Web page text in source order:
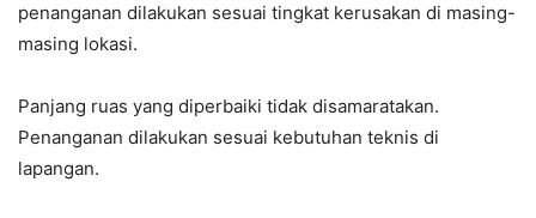
penanganan dilakukan sesuai tingkat kerusakan di masing-
masing lokasi.
‎Panjang ruas yang diperbaiki tidak disamaratakan.
Penanganan dilakukan sesuai kebutuhan teknis di
lapangan.